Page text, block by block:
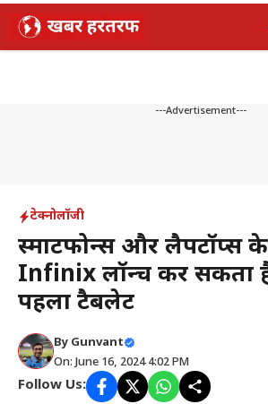
Skip
---Advertisement---
टेक्नोलॉजी
स्मार्टफोन्स और लैपटॉप्स
Infinix लॉन्च कर सकता
पहला टैबलेट
By Gunvant
On: June 16, 2024 4:02 PM
Follow Us: